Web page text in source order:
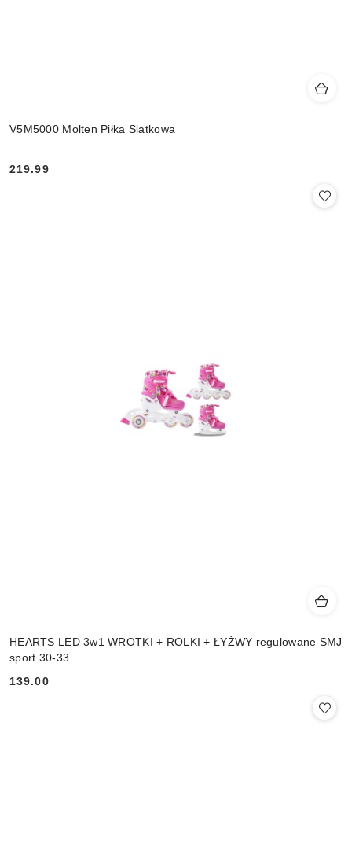
V5M5000 Molten Piłka Siatkowa
Cena:
219.99
HEARTS LED 3w1 WROTKI + ROLKI + ŁYŻWY regulowane SMJ
sport 30-33
Cena:
139.00